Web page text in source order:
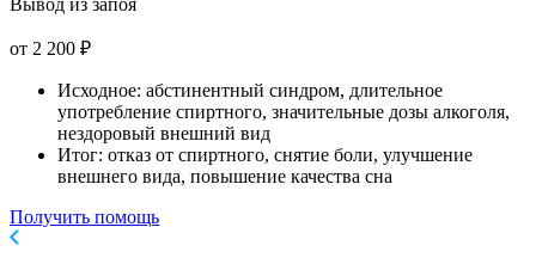
Вывод из запоя
от 2 200 ₽
Исходное: абстинентный синдром, длительное
употребление спиртного, значительные дозы алкоголя,
нездоровый внешний вид
Итог: отказ от спиртного, снятие боли, улучшение
внешнего вида, повышение качества сна
Получить помощь